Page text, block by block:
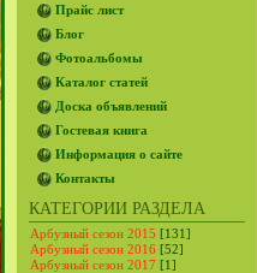
Прайс лист
Блог
Фотоальбомы
Каталог статей
Доска объявлений
Гостевая книга
Информация о сайте
Контакты
КАТЕГОРИИ РАЗДЕЛА
Арбузный сезон 2015 [131]
Арбузный сезон 2016 [52]
Арбузный сезон 2017 [1]